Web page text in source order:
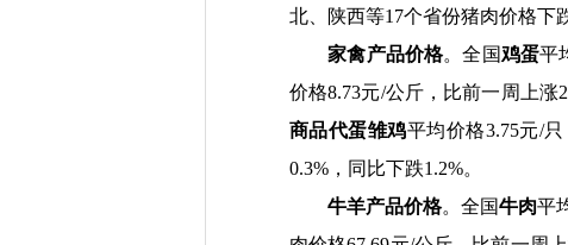
北、陕西等17个省份猪肉价格下
家禽产品价格。全国鸡蛋平
价格8.73元/公斤，比前一周上涨
商品代蛋雏鸡平均价格3.75元/只
0.3% ，同比下跌1.2%。
牛羊产品价格。全国牛肉平